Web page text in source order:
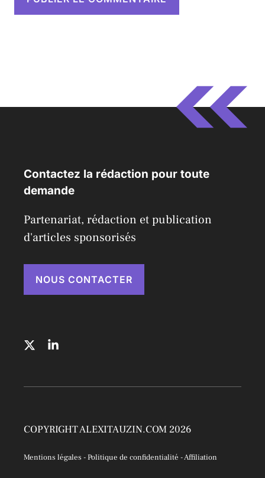
Contactez la rédaction pour toute
demande
Partenariat, rédaction et publication
d'articles sponsorisés
NOUS CONTACTER
COPYRIGHT ALEXITAUZIN.COM 2026
Mentions légales -Politique de confidentialité -Affiliation